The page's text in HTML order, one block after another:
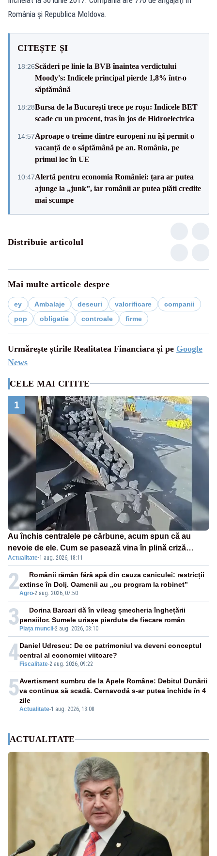
România şi Republica Moldova.
CITEȘTE ȘI
18:26Scăderi pe linie la BVB înaintea verdictului
Moody's: Indicele principal pierde 1,8% într-o
săptămână
18:28Bursa de la București trece pe roșu: Indicele BET
scade cu un procent, tras în jos de Hidroelectrica
14:57Aproape o treime dintre europeni nu își permit o
vacanță de o săptămână pe an. România, pe
primul loc în UE
10:47Alertă pentru economia României: țara ar putea
ajunge la „junk”, iar românii ar putea plăti credite
mai scumpe
Distribuie articolul
Mai multe articole despre
ey Ambalaje deseuri valorificare
companii
pop
obligatie controale firme
Urmărește știrile Realitatea Financiara și pe Google
News
CELE MAI CITITE
1
Au închis centralele pe cărbune, acum spun că au
nevoie de ele. Cum se pasează vina în plină criză
energetică
Actualitate·1 aug. 2026, 18:11
2Agro-2 aug. 2026, 07:50
Românii rămân fără apă din cauza caniculei: restricții
extinse în Dolj. Oamenii au „cu program la robinet”
3 Piața muncii-2 aug. 2026, 08:10
Dorina Barcari dă în vileag șmecheria înghețării
pensiilor. Sumele uriașe pierdute de fiecare român
4 Fiscalitate-2 aug. 2026, 09:22
Daniel Udrescu: De ce patrimoniul va deveni conceptul
central al economiei viitoare?
5
Actualitate-1 aug. 2026, 18:08
Avertisment sumbru de la Apele Române: Debitul Dunării
va continua să scadă. Cernavodă s-ar putea închide în 4
zile
ACTUALITATE